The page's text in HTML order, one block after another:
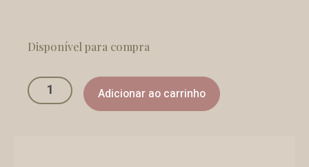
Disponível para compra
Bela
Adicionar ao carrinho